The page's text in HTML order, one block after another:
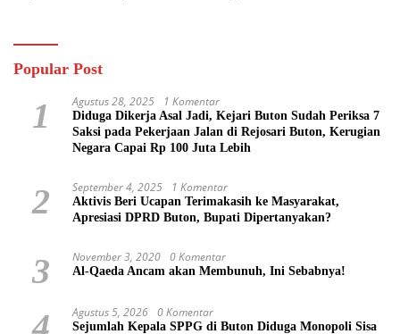
Popular Post
1 Agustus 28, 2025 1 Komentar
Diduga Dikerja Asal Jadi, Kejari Buton Sudah Periksa 7
Saksi pada Pekerjaan Jalan di Rejosari Buton, Kerugian
Negara Capai Rp 100 Juta Lebih
2 September 4, 2025 1 Komentar
Aktivis Beri Ucapan Terimakasih ke Masyarakat,
Apresiasi DPRD Buton, Bupati Dipertanyakan?
3 November 3, 2020 0 Komentar
Al-Qaeda Ancam akan Membunuh, Ini Sebabnya!
Agustus 5, 2026 0 Komentar
Sejumlah Kepala SPPG di Buton Diduga Monopoli Sisa